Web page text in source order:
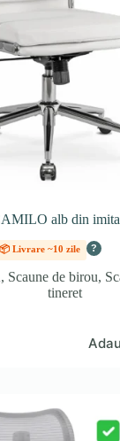
alb din
📦 Livrare ~10 zile ?
, Scaune de birou,
tineret